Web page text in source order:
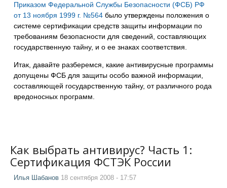
Приказом Федеральной Службы Безопасности (ФСБ) РФ
от 13 ноября 1999 г. №564 было утверждены положения о
системе сертификации средств защиты информации по
требованиям безопасности для сведений, составляющих
государственную тайну, и о ее знаках соответствия.
Итак, давайте разберемся, какие антивирусные программы
допущены ФСБ для защиты особо важной информации,
составляющей государственную тайну, от различного рода
вредоносных программ.
Как выбрать антивирус? Часть 1:
Сертификация ФСТЭК России
Илья Шабанов 18 сентября 2008 - 17:57